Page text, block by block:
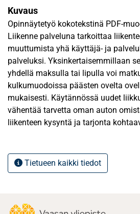
Kuvaus
Opinnäytetyö kokotekstinä PDF-
Liikenne palveluna tarkoittaa
muuttumista yhä käyttäjä- ja
palveluksi. Yksinkertaisemmillaan
yhdellä maksulla tai lipulla voi
kulkumuodoissa päästen ovelta
mukaisesti. Käytännössä uudet
vähentää tarvetta oman auton
liikenteen kysyntä ja tarjonta
tavoitellaan muutosta, jossa liikenne
kokonaisvaltaiseksi palveluksi.
käynnistymässä useita uudenlaisia
Tietueen kaikki tiedot